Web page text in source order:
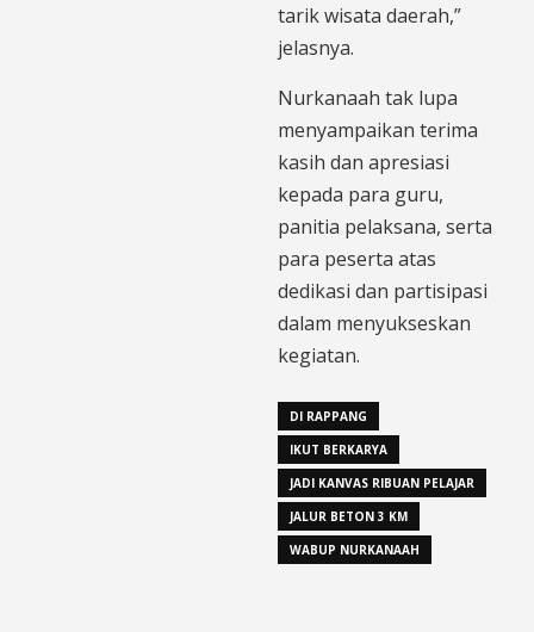
tarik wisata daerah,”
jelasnya.
Nurkanaah tak lupa
menyampaikan terima
kasih dan apresiasi
kepada para guru,
panitia pelaksana, serta
para peserta atas
dedikasi dan partisipasi
dalam menyukseskan
kegiatan.
DI RAPPANG
IKUT BERKARYA
JADI KANVAS RIBUAN PELAJAR
JALUR BETON 3 KM
WABUP NURKANAAH